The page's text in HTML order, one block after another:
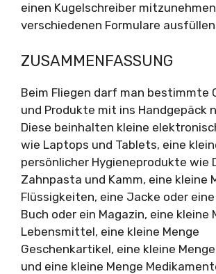
einen Kugelschreiber
verschiedenen Formulare
ZUSAMMENFASSUNG
Beim Fliegen darf man bestimmte
und Produkte mit ins Handgepäck
Diese beinhalten kleine
wie Laptops und Tablets, eine
persönlicher Hygieneprodukte wie
Zahnpasta und Kamm, eine kleine
Flüssigkeiten, eine Jacke oder eine
Buch oder ein Magazin, eine kleine
Lebensmittel, eine kleine Menge
Geschenkartikel, eine kleine
und eine kleine Menge